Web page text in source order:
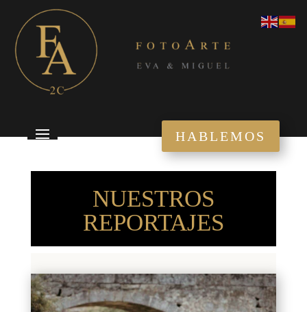
HABLEMOS
NUESTROS
REPORTAJES